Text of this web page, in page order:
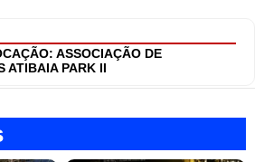
ASSOCIAÇÃO DE
ATIBAIA PARK II